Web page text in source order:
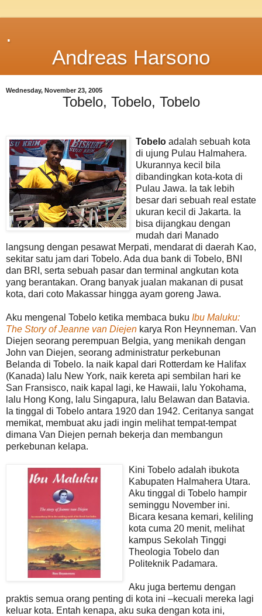
.
Andreas Harsono
Wednesday, November 23, 2005
Tobelo, Tobelo, Tobelo
Tobelo adalah sebuah kota
di ujung Pulau Halmahera.
Ukurannya kecil bila
dibandingkan kota-kota di
Pulau Jawa. Ia tak lebih
besar dari sebuah real estate
ukuran kecil di Jakarta. Ia
bisa dijangkau dengan
mudah dari Manado
langsung dengan pesawat Merpati, mendarat di daerah Kao,
sekitar satu jam dari Tobelo. Ada dua bank di Tobelo, BNI
dan BRI, serta sebuah pasar dan terminal angkutan kota
yang berantakan. Orang banyak jualan makanan di pusat
kota, dari coto Makassar hingga ayam goreng Jawa.
Aku mengenal Tobelo ketika membaca buku Ibu Maluku:
The Story of Jeanne van Diejen karya Ron Heynneman. Van
Diejen seorang perempuan Belgia, yang menikah dengan
John van Diejen, seorang administratur perkebunan
Belanda di Tobelo. Ia naik kapal dari Rotterdam ke Halifax
(Kanada) lalu New York, naik kereta api sembilan hari ke
San Fransisco, naik kapal lagi, ke Hawaii, lalu Yokohama,
lalu Hong Kong, lalu Singapura, lalu Belawan dan Batavia.
Ia tinggal di Tobelo antara 1920 dan 1942. Ceritanya sangat
memikat, membuat aku jadi ingin melihat tempat-tempat
dimana Van Diejen pernah bekerja dan membangun
perkebunan kelapa.
Kini Tobelo adalah ibukota
Kabupaten Halmahera Utara.
Aku tinggal di Tobelo hampir
seminggu November ini.
Bicara kesana kemari, keliling
kota cuma 20 menit, melihat
kampus Sekolah Tinggi
Theologia Tobelo dan
Politeknik Padamara.
Aku juga bertemu dengan
praktis semua orang penting di kota ini –kecuali mereka lagi
keluar kota. Entah kenapa, aku suka dengan kota ini,